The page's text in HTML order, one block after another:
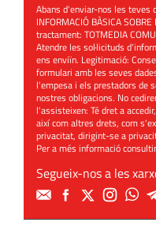
Abans d'enviar-nos les teves
INFORMACIÓ BÀSICA
tractament: TOTMEDIA
Atendre les sol·licituds
ens enviïn. Legitimació:
formulari amb les seves
l'empesa i els prestadors de
nostres obligacions. No
l'assisteixen: Té dret a
així com altres drets, com
privacitat, dirigint-se a
Per a més informació
Segueix-nos a les